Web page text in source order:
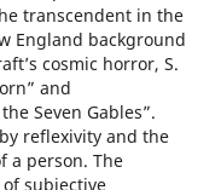
transcendent in the
England background
cosmic horror, S.
and
Seven Gables”.
reflexivity and the
a person. The
subjective